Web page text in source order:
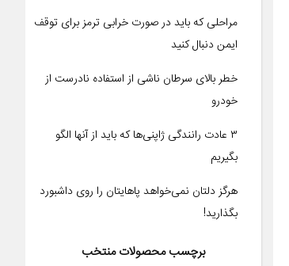
مراحلی که باید در صورت خرابی ترمز برای توقف
ایمن دنبال کنید
خطر بالای سرطان ناشی از استفاده نادرست از
خودرو
۳ عادت رانندگی ژاپنی‌ها که باید از آنها الگو
بگیریم
هرگز دلتان نمی‌خواهد پاهایتان را روی داشبورد
بگذارید!
برچسب محصولات منتخب